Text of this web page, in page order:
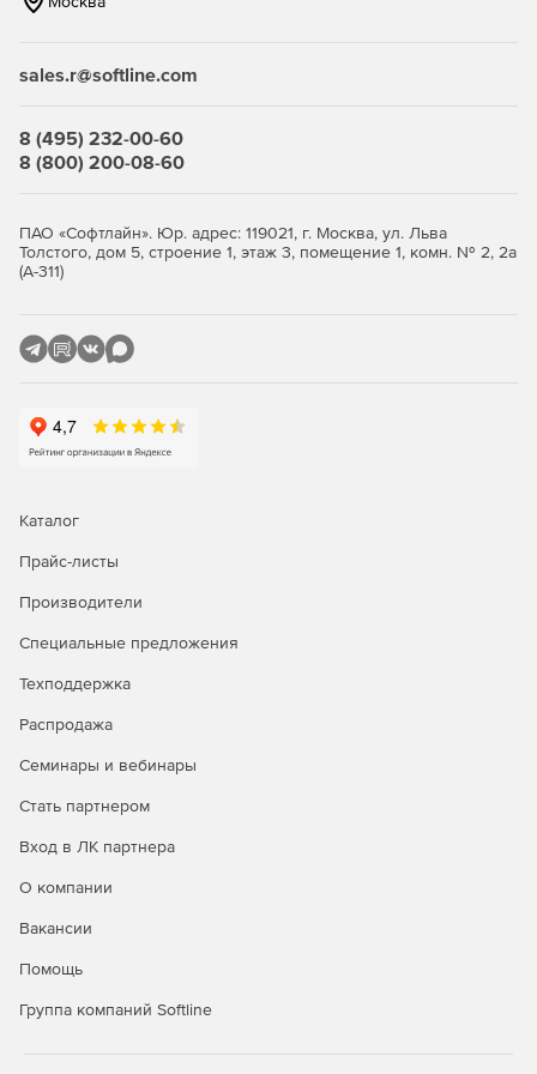
Сгенерированные на токене ключи не могут быть
При утере или краже токена безопасность не
нарушается: для доступа к информации требуется PIN-
Защита электронной переписки: шифрование почты,
электронная подпись почтовых отправлений.
сети.
Использование в качестве интеллектуального
ключевого носителя в разнообразных
шифрования и электронной подписи в
криптографических сервис-провайдерах, системах
шифрования логических дисков и т. д.
Использование в корпоративных системах для
ключей шифрования, цифровых сертификатов и
идентификационного устройства для доступа
пользователя к разным элементам корпоративной
sales.r@softline.com
8 (495) 232-00-60
8 (800) 200-08-60
ПАО «Софтлайн». Юр. адрес: 119021, г. Москва, ул. Льва
Толстого, дом 5, строение 1, этаж 3, помещение 1, комн. № 2, 2а
(А-311)
Каталог
Прайс-листы
Производители
Специальные предложения
Техподдержка
Распродажа
Семинары и вебинары
Стать партнером
Вход в ЛК партнера
О компании
Вакансии
Помощь
Группа компаний Softline